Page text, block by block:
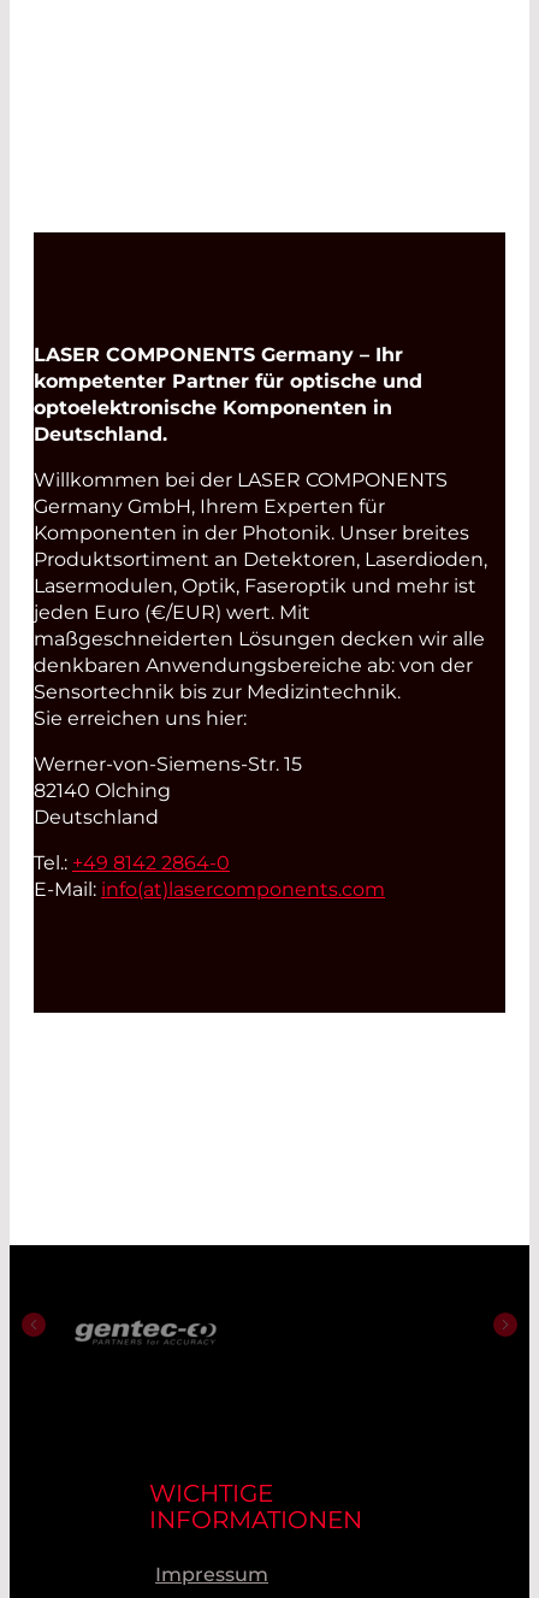
LASER COMPONENTS Germany – Ihr
kompetenter Partner für optische und
optoelektronische Komponenten in
Deutschland.
Willkommen bei der LASER COMPONENTS
Germany GmbH, Ihrem Experten für
Komponenten in der Photonik. Unser breites
Produktsortiment an Detektoren, Laserdioden,
Lasermodulen, Optik, Faseroptik und mehr ist
jeden Euro (€/EUR) wert. Mit
maßgeschneiderten Lösungen decken wir alle
denkbaren Anwendungsbereiche ab: von der
Sensortechnik bis zur Medizintechnik.
Sie erreichen uns hier:
Werner-von-Siemens-Str. 15
82140 Olching
Deutschland
Tel.: +49 8142 2864-0
E-Mail: info(at)lasercomponents.com
WICHTIGE
INFORMATIONEN
Impressum